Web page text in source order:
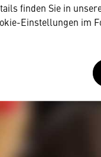
finden Sie in
Einstellungen im